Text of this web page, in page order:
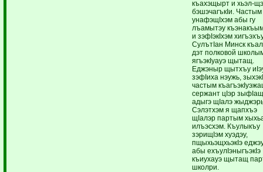
къахэщырт и хьэл-
бэшэчагъкIи.
унафэщIхэм абы гу
лъамытэу
и зэфIэкIхэм
СулътIан Минск
дэт полковой
ягъэкIуауэ щытащ.
Еджэныр щытхъу
зэфIиха нэужь,
частым
сержант цIэр
адыгэ щIалэ
Сэлэтхэм я щапхъэ
щIалэр партым
илъэсхэм. Къулыкъу
зэрищIэм хуэдэу,
пщыхьэщхьэкIэ
абы ехъулIэныгъэкIэ
къиухауэ щытащ
школри.